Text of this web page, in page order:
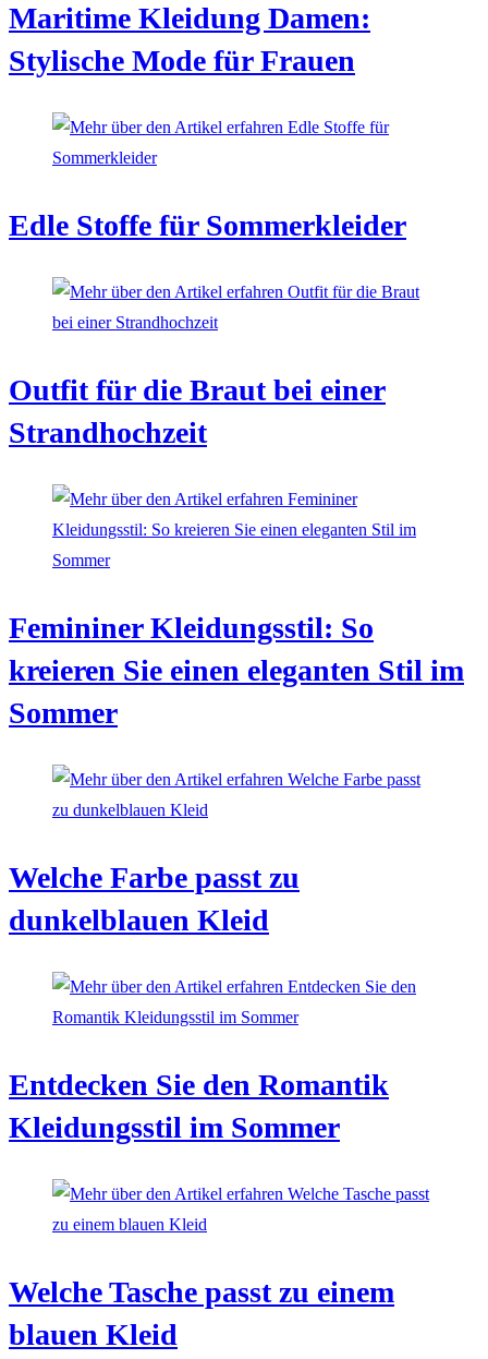
Maritime Kleidung Damen:
Stylische Mode für Frauen
Edle Stoffe für Sommerkleider
Outfit für die Braut bei einer
Strandhochzeit
Femininer Kleidungsstil: So
kreieren Sie einen eleganten Stil im
Sommer
Welche Farbe passt zu
dunkelblauen Kleid
Entdecken Sie den Romantik
Kleidungsstil im Sommer
Welche Tasche passt zu einem
blauen Kleid